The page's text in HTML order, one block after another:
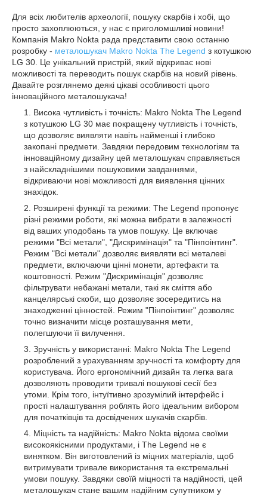
Для всіх любителів археології, пошуку скарбів і хобі, що
просто захоплюються, у нас є приголомшливі новини!
Компанія Makro Nokta рада представити свою останню
розробку - металошукач Makro Nokta The Legend з котушкою
LG 30. Це унікальний пристрій, який відкриває нові
можливості та переводить пошук скарбів на новий рівень.
Давайте розглянемо деякі цікаві особливості цього
інноваційного металошукача!
Висока чутливість і точність: Makro Nokta The Legend
з котушкою LG 30 має покращену чутливість і точність,
що дозволяє виявляти навіть найменші і глибоко
закопані предмети. Завдяки передовим технологіям та
інноваційному дизайну цей металошукач справляється
з найскладнішими пошуковими завданнями,
відкриваючи нові можливості для виявлення цінних
знахідок.
Розширені функції та режими: The Legend пропонує
різні режими роботи, які можна вибрати в залежності
від ваших уподобань та умов пошуку. Це включає
режими "Всі метали", "Дискримінація" та "Пінпоінтинг".
Режим "Всі метали" дозволяє виявляти всі металеві
предмети, включаючи цінні монети, артефакти та
коштовності. Режим "Дискримінація" дозволяє
фільтрувати небажані метали, такі як сміття або
канцелярські скоби, що дозволяє зосередитись на
знаходженні цінностей. Режим "Пінпоінтинг" дозволяє
точно визначити місце розташування мети,
полегшуючи її вилучення.
Зручність у використанні: Makro Nokta The Legend
розроблений з урахуванням зручності та комфорту для
користувача. Його ергономічний дизайн та легка вага
дозволяють проводити тривалі пошукові сесії без
утоми. Крім того, інтуїтивно зрозумілий інтерфейс і
прості налаштування роблять його ідеальним вибором
для початківців та досвідчених шукачів скарбів.
Міцність та надійність: Makro Nokta відома своїми
високоякісними продуктами, і The Legend не є
винятком. Він виготовлений із міцних матеріалів, щоб
витримувати тривале використання та екстремальні
умови пошуку. Завдяки своїй міцності та надійності, цей
металошукач стане вашим надійним супутником у